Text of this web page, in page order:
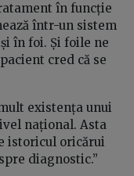
în funcție
într-un sistem
în foi. Și foile ne
cred că se
existența unui
național. Asta
istoricul oricărui
diagnostic.”